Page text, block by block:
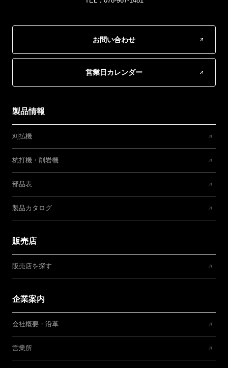
お問い合わせ
営業日カレンダー
製品情報
刈払機
杭打機・削岩機
部品表
製品カタログ
販売店
販売店を探す
企業案内
会社概要・沿革
営業所